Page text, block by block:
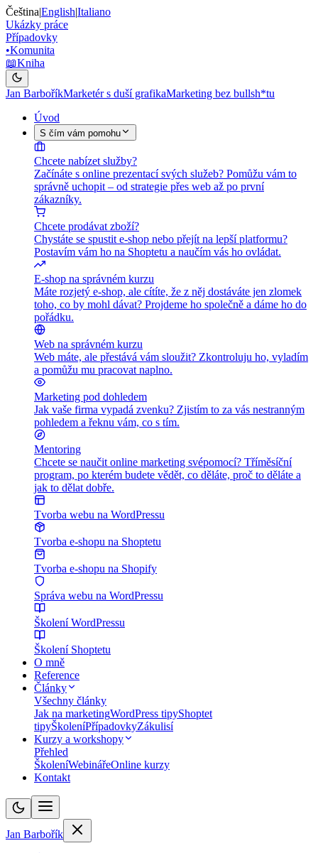
Čeština|English|Italiano
Ukázky práce
Případovky
•Komunita
📖Kniha
Jan BarboříkMarketér s duší grafikaMarketing bez bullsh*tu
Úvod
S čím vám pomohu
Chcete nabízet služby?
Začínáte s online prezentací svých služeb? Pomůžu vám to
správně uchopit – od strategie přes web až po první
zákazníky.
Chcete prodávat zboží?
Chystáte se spustit e-shop nebo přejít na lepší platformu?
Postavím vám ho na Shoptetu a naučím vás ho ovládat.
E-shop na správném kurzu
Máte rozjetý e-shop, ale cítíte, že z něj dostáváte jen zlomek
toho, co by mohl dávat? Projdeme ho společně a dáme ho do
pořádku.
Web na správném kurzu
Web máte, ale přestává vám sloužit? Zkontroluju ho, vyladím
a pomůžu mu pracovat naplno.
Marketing pod dohledem
Jak vaše firma vypadá zvenku? Zjistím to za vás nestranným
pohledem a řeknu vám, co s tím.
Mentoring
Chcete se naučit online marketing svépomocí? Tříměsíční
program, po kterém budete vědět, co děláte, proč to děláte a
jak to dělat dobře.
Tvorba webu na WordPressu
Tvorba e-shopu na Shoptetu
Tvorba e-shopu na Shopify
Správa webu na WordPressu
Školení WordPressu
Školení Shoptetu
O mně
Reference
Články
Všechny články
Jak na marketingWordPress tipyShoptet
tipyŠkoleníPřípadovkyZákulisí
Kurzy a workshopy
Přehled
ŠkoleníWebinářeOnline kurzy
Kontakt
Jan Barbořík